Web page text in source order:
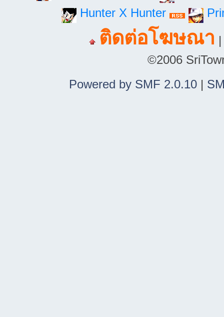
Hunter X Hunter
ติดต่อโฆษณา
©2006
Powered by SMF 2.0.10|